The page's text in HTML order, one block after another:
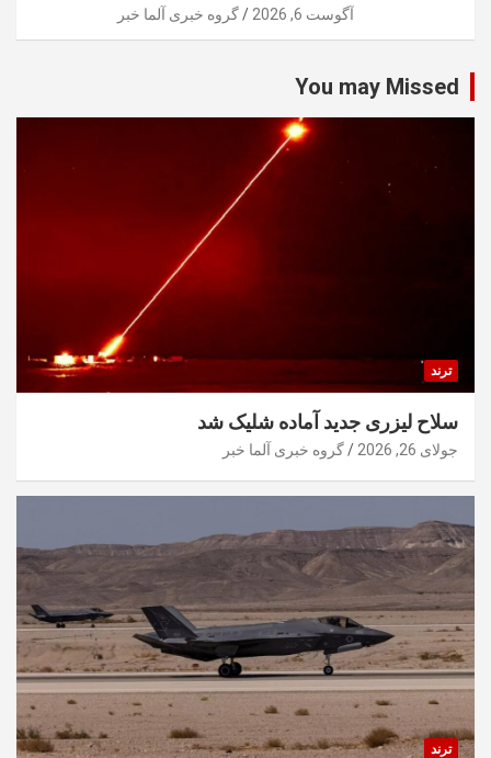
آگوست 6, 2026 گروه خبری آلما خبر
You may Missed
ترند
سلاح لیزری جدید آماده شلیک شد
جولای 26, 2026 گروه خبری آلما خبر
ترند